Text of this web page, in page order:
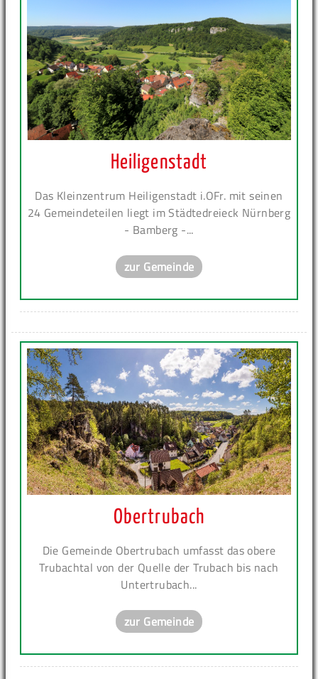
Heiligenstadt
Das Kleinzentrum Heiligenstadt i.OFr. mit seinen
24 Gemeindeteilen liegt im Städtedreieck Nürnberg
- Bamberg -...
zur Gemeinde
Obertrubach
Die Gemeinde Obertrubach umfasst das obere
Trubachtal von der Quelle der Trubach bis nach
Untertrubach...
zur Gemeinde